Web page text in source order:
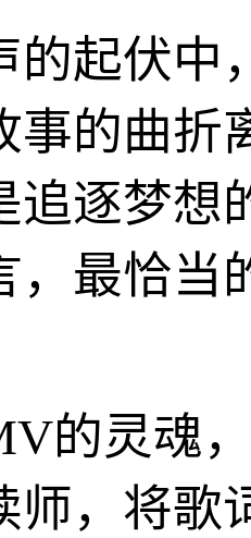
的起伏中
事的曲折
追逐梦想
，最恰当
的灵魂
师，将歌